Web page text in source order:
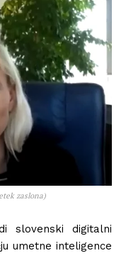
zaslona)
slovenski digitalni
umetne inteligence